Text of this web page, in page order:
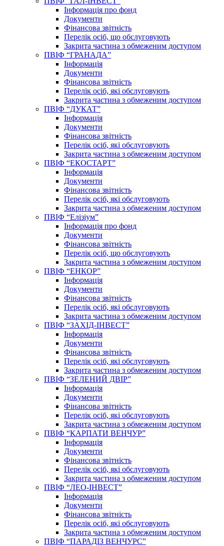
Інформація про фонд
Документи
Фінансова звітність
Перелік осіб, що обслуговують
Закрита частина з обмеженим доступом
ПВІФ “ГРАНАДА”
Інформація
Документи
Фінансова звітність
Перелік осіб, які обслуговують
Закрита частина з обмеженим доступом
ПВІФ “ДУКАТ”
Інформація
Документи
Фінансова звітність
Перелік осіб, які обслуговують
Закрита частина з обмеженим доступом
ПВІФ “ЕКОСТАРТ”
Інформація
Документи
Фінансова звітність
Перелік осіб, які обслуговують
Закрита частина з обмеженим доступом
ПВІФ “Елізіум”
Інформація про фонд
Документи
Фінансова звітність
Перелік осіб, що обслуговують
Закрита частина з обмеженим доступом
ПВІФ “ЕНКОР”
Інформація
Документи
Фінансова звітність
Перелік осіб, які обслуговують
Закрита частина з обмеженим доступом
ПВІФ “ЗАХІД-ІНВЕСТ”
Інформація
Документи
Фінансова звітність
Перелік осіб, які обслуговують
Закрита частина з обмеженим доступом
ПВІФ “ЗЕЛЕНИЙ ДВІР”
Інформація
Документи
Фінансова звітність
Перелік осіб, які обслуговують
Закрита частина з обмеженим доступом
ПВІФ “КАРПАТИ ВЕНЧУР”
Інформація
Документи
Фінансова звітність
Перелік осіб, які обслуговують
Закрита частина з обмеженим доступом
ПВІФ “ЛЕО-ІНВЕСТ”
Інформація
Документи
Фінансова звітність
Перелік осіб, які обслуговують
Закрита частина з обмеженим доступом
ПВІФ “ПАРАДІЗ ВЕНЧУРС”